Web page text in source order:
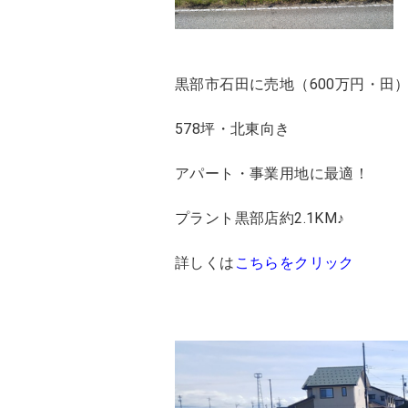
黒部市石田に売地（600万円・田
578坪・北東向き
アパート・事業用地に最適！
プラント黒部店約2.1KM♪
詳しくは こちらをクリック